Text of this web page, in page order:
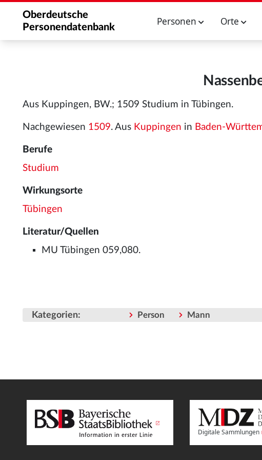
Oberdeutsche
Personendatenbank
Personen Orte
Aus Kuppingen, BW.; 1509 Studium in Tübingen.
Nachgewiesen 1509. Aus Kuppingen in Baden-
Berufe
Studium
Wirkungsorte
Tübingen
Literatur/Quellen
MU Tübingen 059,080.
Kategorien: Person Mann
Digitale Sammlungen